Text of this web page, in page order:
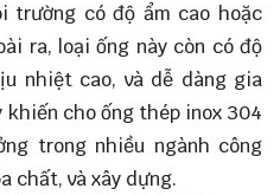
trường có độ ẩm cao hoặc
ra, loại ống này còn có độ
nhiệt cao, và dễ dàng gia
khiến cho ống thép inox 304
trong nhiều ngành công
chất, và xây dựng.